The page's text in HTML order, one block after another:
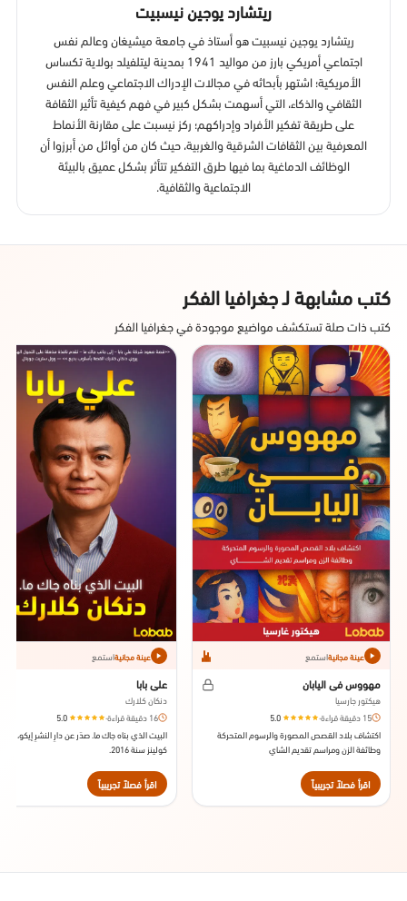
ريتشارد يوجين نيسبيت
ريتشارد يوجين نيسبيت هو أستاذ في جامعة ميشيغان وعالم نفس
اجتماعي أمريكي بارز من مواليد 1941 بمدينة ليتلفيلد بولاية تكساس
الأمريكية؛ اشتهر بأبحاثه في مجالات الإدراك الاجتماعي وعلم النفس
الثقافي والذكاء، التي أسهمت بشكل كبير في فهم كيفية تأثير الثقافة
على طريقة تفكير الأفراد وإدراكهم؛ ركز نيسبت على مقارنة الأنماط
المعرفية بين الثقافات الشرقية والغربية، حيث كان من أوائل من أبرزوا أن
الوظائف الدماغية بما فيها طرق التفكير تتأثر بشكل عميق بالبيئة
الاجتماعية والثقافية.
كتب مشابهة لـ جغرافيا الفكر
كتب ذات صلة تستكشف مواضيع موجودة في جغرافيا الفكر
عينة مجانيةاستمع
مهووس في اليابان
هيكتور جارسيا
15 دقيقة قراءة
·
5.0
اكتشاف بلاد القصص المصورة والرسوم المتحركة
وطائفة الزن ومراسم تقديم الشاي
اقرأ فصلاً تجريبياً
عينة مجانيةاستمع
علي بابا
دنكان كلارك
16 دقيقة قراءة
·
5.0
البيت الذي بناه جاك ما. صدَر عن دارِ النشرِ إيكو، هاربر
كولينز سنة 2016.
اقرأ فصلاً تجريبياً